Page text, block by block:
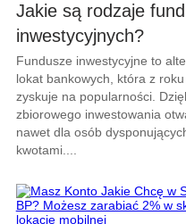
Jakie są rodzaje
inwestycyjnych?
Fundusze inwestycyjne to
lokat bankowych, która z
zyskuje na popularności.
zbiorowego inwestowania
nawet dla osób
kwotami....